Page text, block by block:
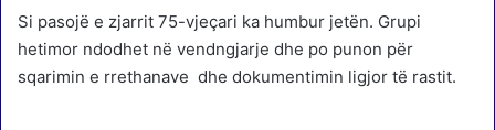
Si pasojë e zjarrit 75-vjeçari ka humbur jetën. Grupi
hetimor ndodhet në vendngjarje dhe po punon për
sqarimin e rrethanave dhe dokumentimin ligjor të rastit.